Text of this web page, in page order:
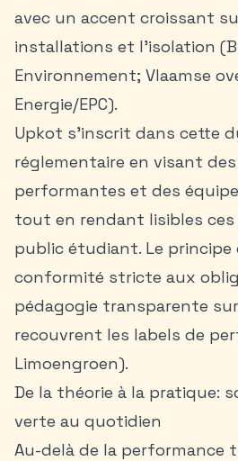
avec un accent croissant
installations et l’isolation
Environnement; Vlaamse
Energie/EPC).
Upkot s’inscrit dans cette
réglementaire en visant
performantes et des
tout en rendant lisibles
public étudiant. Le principe
conformité stricte aux
pédagogie transparente
recouvrent les labels de
Limoengroen).
De la théorie à la pratique:
verte au quotidien
Au-delà de la performance